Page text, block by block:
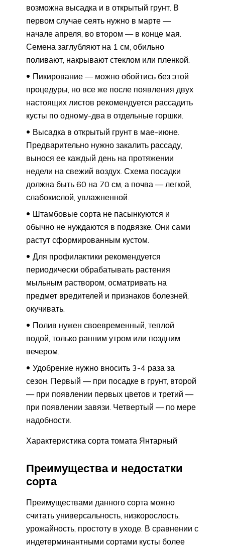
возможна высадка и в открытый грунт. В
первом случае сеять нужно в марте —
начале апреля, во втором — в конце мая.
Семена заглубляют на 1 см, обильно
поливают, накрывают стеклом или пленкой.
Пикирование — можно обойтись без этой
процедуры, но все же после появления двух
настоящих листов рекомендуется рассадить
кусты по одному-два в отдельные горшки.
Высадка в открытый грунт в мае-июне.
Предварительно нужно закалить рассаду,
вынося ее каждый день на протяжении
недели на свежий воздух. Схема посадки
должна быть 60 на 70 см, а почва — легкой,
слабокислой, увлажненной.
Штамбовые сорта не пасынкуются и
обычно не нуждаются в подвязке. Они сами
растут сформированным кустом.
Для профилактики рекомендуется
периодически обрабатывать растения
мыльным раствором, осматривать на
предмет вредителей и признаков болезней,
окучивать.
Полив нужен своевременный, теплой
водой, только ранним утром или поздним
вечером.
Удобрение нужно вносить 3-4 раза за
сезон. Первый — при посадке в грунт, второй
— при появлении первых цветов и третий —
при появлении завязи. Четвертый — по мере
надобности.
Характеристика сорта томата Янтарный
Преимущества и недостатки
сорта
Преимуществами данного сорта можно
считать универсальность, низкорослость,
урожайность, простоту в уходе. В сравнении с
индетерминантными сортами кусты более